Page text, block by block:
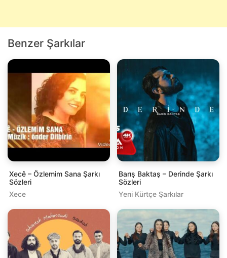
Benzer Şarkılar
Xecê – Özlemim Sana Şarkı
Sözleri
Xece
Barış Baktaş – Derinde Şarkı
Sözleri
Yeni Kürtçe Şarkılar